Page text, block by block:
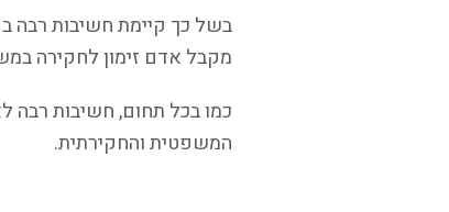
בשל כך קיימת חשיבות רבה
מקבל אדם זימון לחקירה
כמו בכל תחום, חשיבות רבה
המשפטית והחקירתית.